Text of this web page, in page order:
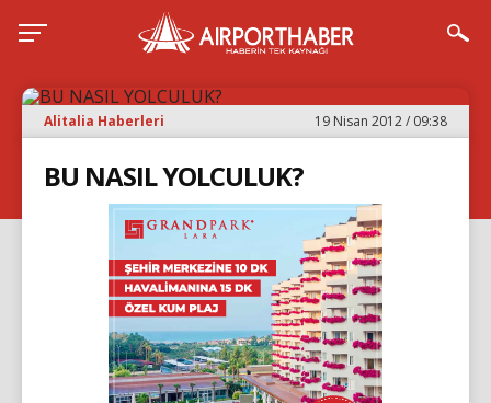
Alitalia Haberleri 19 Nisan 2012 / 09:38
BU NASIL YOLCULUK?